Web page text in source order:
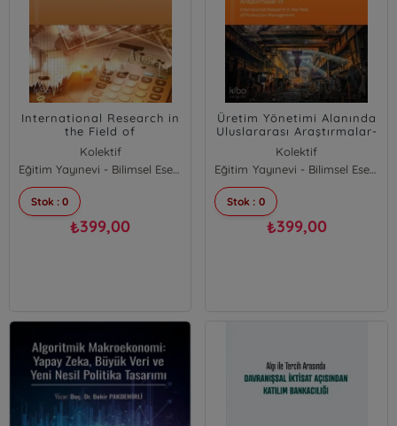
International Research in
the Field of
Macroeconomics - I
Kolektif
Eğitim Yayınevi - Bilimsel Eserler
Stok : 0
₺399,00
Üretim Yönetimi Alanında
Uluslararası Araştırmalar-
III;International Research
in the Field of Production
Management
Kolektif
Eğitim Yayınevi - Bilimsel Eserler
Stok : 0
₺399,00